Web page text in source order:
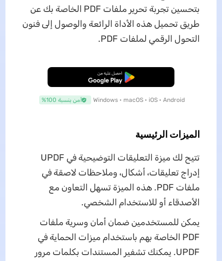
بتحسين تجربة تحرير ملفات PDF الخاصة بك عن
طريق تحميل هذه الأداة الرائعة والوصول إلى فنون
التحول الرقمي لملفات PDF.
تنزيل مجاني
Windows • macOS • iOS • Android آمن بنسبة 100%
الميزات الرئيسية
تتيح لك ميزة التعليقات التوضيحية في UPDF
إدراج تعليقات، أشكال، وملاحظات لاصقة في
ملفات PDF. هذه الميزة تسهل التعاون مع
الأصدقاء أو للاستخدام الشخصي.
يمكن للمستخدمين ضمان أمان وسرية ملفات
PDF الخاصة بهم باستخدام ميزات الحماية في
UPDF. يمكنك تشفير المستندات بكلمات مرور